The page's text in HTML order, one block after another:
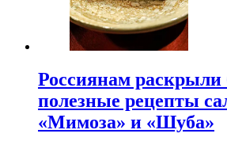
Россиянам раскрыли
полезные рецепты
«Мимоза» и «Шуба»